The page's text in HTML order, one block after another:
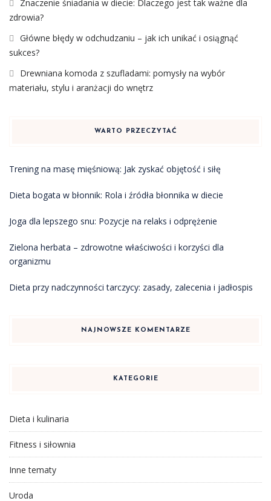
Znaczenie śniadania w diecie: Dlaczego jest tak ważne dla
zdrowia?
Główne błędy w odchudzaniu – jak ich unikać i osiągnąć
sukces?
Drewniana komoda z szufladami: pomysły na wybór
materiału, stylu i aranżacji do wnętrz
WARTO PRZECZYTAĆ
Trening na masę mięśniową: Jak zyskać objętość i siłę
Dieta bogata w błonnik: Rola i źródła błonnika w diecie
Joga dla lepszego snu: Pozycje na relaks i odprężenie
Zielona herbata – zdrowotne właściwości i korzyści dla
organizmu
Dieta przy nadczynności tarczycy: zasady, zalecenia i jadłospis
NAJNOWSZE KOMENTARZE
KATEGORIE
Dieta i kulinaria
Fitness i siłownia
Inne tematy
Uroda